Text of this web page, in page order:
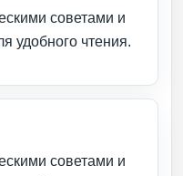
советами и
удобного чтения.
советами и